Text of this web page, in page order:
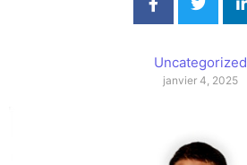
Uncategorized
janvier 4, 2025